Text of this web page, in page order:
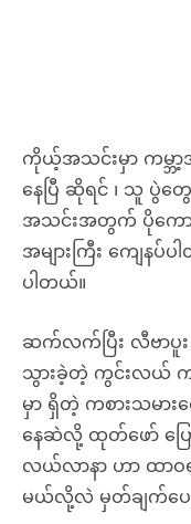
ဆက်လက်ပြီး လီဗာပူး
သွားခဲ့တဲ့ ကွင်းလယ်
မှာ ရှိတဲ့ ကစားသမာ
နေဆဲလို့ ထုတ်ဖော် ပြ
မယ်လို့လဲ မှတ်ချက်ပေ
MORE NEWS